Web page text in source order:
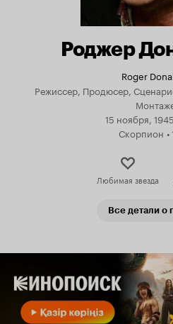
Роджер
Roger
Режиссер, Продюсер,
15 ноября, 1945
Скорпион •
Любимая звезда
Все детали о